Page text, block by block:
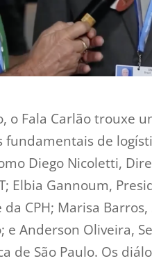
o Fala Carlão trouxe
fundamentais de
Diego Nicoletti,
Elbia Gannoum,
CPH; Marisa
e Anderson Oliveira,
de São Paulo. Os